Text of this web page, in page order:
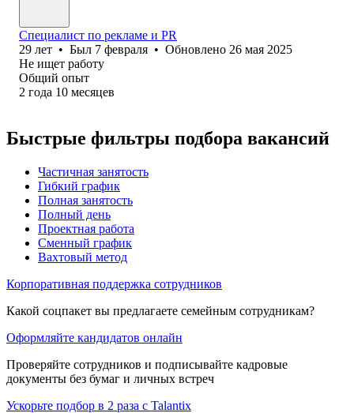
Специалист по рекламе и PR
29 лет • Был 7 февраля • Обновлено 26 мая 2025
Не ищет работу
Общий опыт
2 года 10 месяцев
Быстрые фильтры подбора вакансий
Частичная занятость
Гибкий график
Полная занятость
Полный день
Проектная работа
Сменный график
Вахтовый метод
Корпоративная поддержка сотрудников
Какой соцпакет вы предлагаете семейным сотрудникам?
Оформляйте кандидатов онлайн
Проверяйте сотрудников и подписывайте кадровые
документы без бумаг и личных встреч
Ускорьте подбор в 2 раза с Talantix